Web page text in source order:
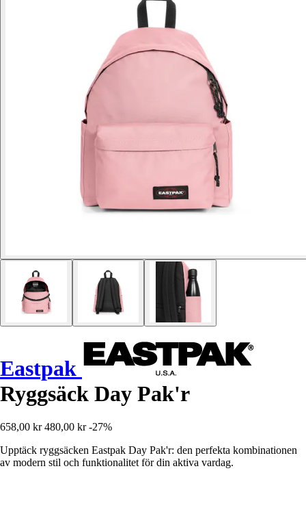
Eastpak
Ryggsäck Day Pak'r
658,00 kr 480,00 kr -27%
Upptäck ryggsäcken Eastpak Day Pak'r: den perfekta kombinationen
av modern stil och funktionalitet för din aktiva vardag.